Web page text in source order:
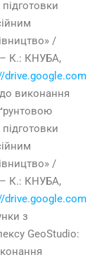
/
К.: КНУБА,
drive.google.com
виконання
/
К.: КНУБА,
drive.google.com
з
GeoStudio: